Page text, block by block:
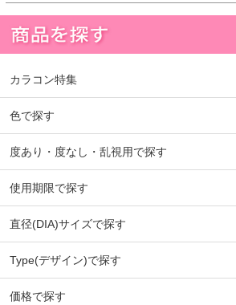
カラコン特集
色で探す
度あり・度なし・乱視用で探す
使用期限で探す
直径(DIA)サイズで探す
Type(デザイン)で探す
価格で探す